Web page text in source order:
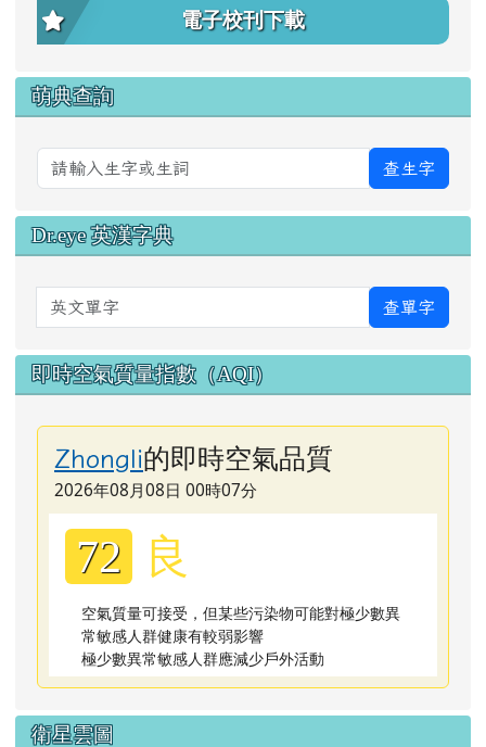
電子校刊下載
萌典查詢
查生字
Dr.eye 英漢字典
英文單字 查單字
即時空氣質量指數（AQI）
Zhongli的即時空氣品質
2026年08月08日 00時07分
72 良
空氣質量可接受，但某些污染物可能對極少數異
常敏感人群健康有較弱影響
極少數異常敏感人群應減少戶外活動
衛星雲圖